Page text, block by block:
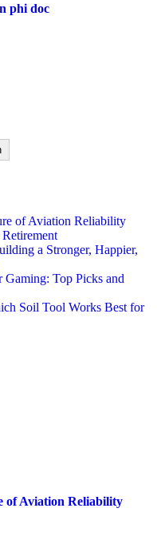
phi doc
of Aviation Reliability
a Stronger, Happier,
Top Picks and
Soil Tool Works Best for
of Aviation Reliability